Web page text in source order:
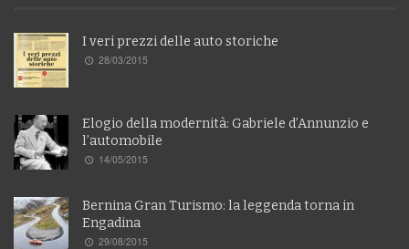
I veri prezzi delle auto storiche
28/03/2015
Elogio della modernità: Gabriele d’Annunzio e
l’automobile
14/05/2015
Bernina Gran Turismo: la leggenda torna in
Engadina
29/08/2015